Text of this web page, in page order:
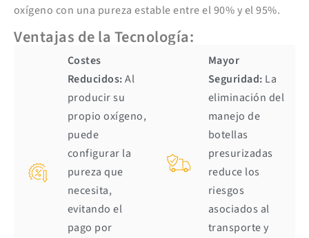
oxígeno con una pureza estable entre el 90% y el 95%.
Ventajas de la Tecnología:
Costes
Reducidos:Al
producir su
propio oxígeno,
puede
configurar la
pureza que
necesita,
evitando el
pago por
Mayor
Seguridad: La
eliminación del
manejo de
botellas
presurizadas
reduce los
riesgos
asociados al
transporte y